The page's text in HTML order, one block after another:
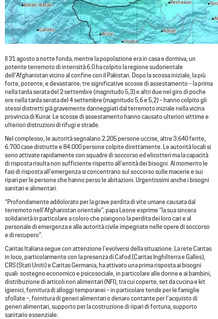
Il 31 agosto a notte fonda, mentre la popolazione era in casa e dormiva, un
potente terremoto di intensità 6.0 ha colpito la regione sudorientale
dell’Afghanistan vicino al confine con il Pakistan. Dopo la scossa iniziale, la più
forte, potente, e devastante; tre significative scosse di assestamento – la prima
nella tarda serata del 2 settembre (magnitudo 5,3) e altri due nel giro di poche
ore nella tarda serata del 4 settembre (magnitudo 5,6 e 5,2) – hanno colpito gli
stessi distretti già gravemente danneggiati dal terremoto iniziale nella vicina
provincia di Kunar. Le scosse di assestamento hanno causato ulteriori vittime e
ulteriori distruzioni di rifugi e strade.
Nel complesso, le autorità segnalano 2.205 persone uccise, altre 3.640 ferite,
6.700 case distrutte e 84.000 persone colpite direttamente. Le autorità locali si
sono attivate rapidamente con squadre di soccorso ed elicotteri ma la capacità
di risposta risulta non sufficiente rispetto all’entità dei bisogni. Al momento le
fasi di risposta all’emergenza si concentrano sul soccorso sulle macerie e sui
ripari per le persone che hanno perso le abitazioni. Urgentissimi anche i bisogni
sanitari e alimentari.
“Profondamente addolorato per la grave perdita di vite umane causata dal
terremoto nell’Afghanistan orientale”, papa Leone esprime “la sua sincera
solidarietà in particolare a coloro che piangono la perdita dei loro cari e al
personale di emergenza e alle autorità civile impegnate nelle opere di soccorso
e di recupero”.
Caritas Italiana segue con attenzione l’evolversi della situazione. La rete Caritas
in loco, particolarmente con la presenza di Cafod (Caritas Inghilterra e Galles),
CRS (Stati Uniti) e Caritas Germania, ha attivato una prima risposta ai bisogni
quali: sostegno economico e psicosociale, in particolare alle donne e ai bambini,
distribuzione di articoli non alimentari (NFI), tra cui coperte, set da cucina e kit
igienici, fornitura di alloggi temporanei – in particolare tende per le famiglie
sfollate –, fornitura di generi alimentari o denaro contante per l’acquisto di
generi alimentari, supporto per la costruzione di ripari di fortuna, supporto
sanitario essenziale.